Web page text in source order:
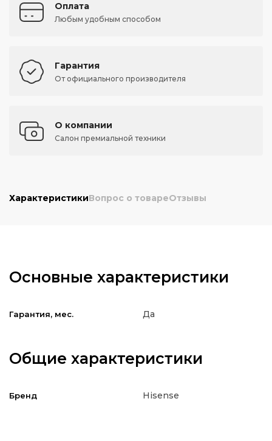
Оплата
Любым удобным способом
Гарантия
От официального производителя
О компании
Салон премиальной техники
ХарактеристикиВопрос о товареОтзывы
Основные характеристики
Гарантия, мес. Да
Общие характеристики
Бренд Hisense